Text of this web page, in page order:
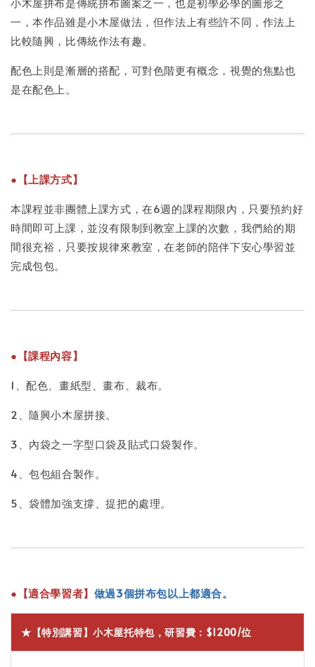
一，本作品雖是小木屋做法，但作法上有些許不同，作法上
比較隨興，比傳統作法有趣。
配色上則是漸層的搭配，可對色階更有概念，視覺的焦點也
是在配色上。
●【上課方式】
本課程並非團體上課方式，在6週的課程期限內，只要預約好
時間即可上課，並沒有限制到教室上課的次數，我們給的期
間很充裕，只要按規律來教室，在老師的陪伴下安心學習並
完成包包。
●【課程內容】
1、配色、畫紙型、畫布、裁布。
2、隨興小木屋拼接。
3、內袋之一字型口袋及貼式口袋製作。
4、包包組合製作。
5、袋體加強支撐、提把的處理。
●【適合學習者】 做過3個拼布包以上都適合。
★【特別講習】小木屋托特包，研習費：$1200/位